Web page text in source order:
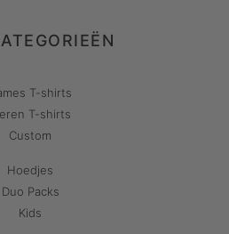
T-shirts
T-shirts
Custom
Hoedjes
Duo Packs
Kids